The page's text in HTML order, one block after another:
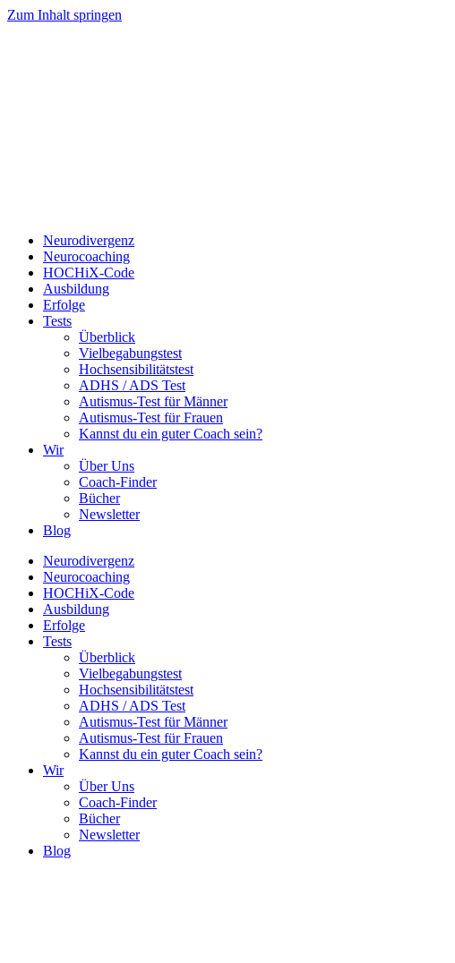
Zum Inhalt springen
Neurodivergenz
Neurocoaching
HOCHiX-Code
Ausbildung
Erfolge
Tests
Überblick
Vielbegabungstest
Hochsensibilitätstest
ADHS / ADS Test
Autismus-Test für Männer
Autismus-Test für Frauen
Kannst du ein guter Coach sein?
Wir
Über Uns
Coach-Finder
Bücher
Newsletter
Blog
Neurodivergenz
Neurocoaching
HOCHiX-Code
Ausbildung
Erfolge
Tests
Überblick
Vielbegabungstest
Hochsensibilitätstest
ADHS / ADS Test
Autismus-Test für Männer
Autismus-Test für Frauen
Kannst du ein guter Coach sein?
Wir
Über Uns
Coach-Finder
Bücher
Newsletter
Blog